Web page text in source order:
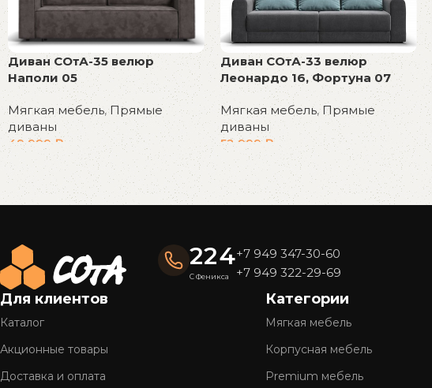
Диван СОтА-35 велюр
Наполи 05
Мягкая мебель,Прямые
диваны
49 999 ₽
В корзину
Диван СОтА-33 велюр
Леонардо 16, Фортуна 07
Мягкая мебель,Прямые
диваны
52 999 ₽
В корзину
Read More
224
С Феникса
+7 949 347-30-60
+7 949 322-29-69
Для клиентов
Каталог
Акционные товары
Доставка и оплата
Категории
Мягкая мебель
Корпусная мебель
Premium мебель